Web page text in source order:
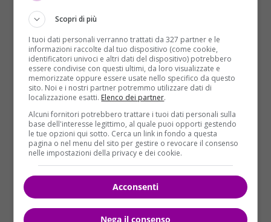
“assediavano”.
Scopri di più
I tuoi dati personali verranno trattati da 327 partner e le
informazioni raccolte dal tuo dispositivo (come cookie,
identificatori univoci e altri dati del dispositivo) potrebbero
essere condivise con questi ultimi, da loro visualizzate e
memorizzate oppure essere usate nello specifico da questo
sito. Noi e i nostri partner potremmo utilizzare dati di
localizzazione esatti. Elenco dei partner.
Alcuni fornitori potrebbero trattare i tuoi dati personali sulla
base dell'interesse legittimo, al quale puoi opporti gestendo
le tue opzioni qui sotto. Cerca un link in fondo a questa
pagina o nel menu del sito per gestire o revocare il consenso
nelle impostazioni della privacy e dei cookie.
Acconsenti
Nega il consenso